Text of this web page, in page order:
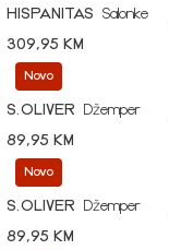
HISPANITAS
Salonke
309,95 KM
Novo
S.OLIVER
Džemper
89,95 KM
Novo
S.OLIVER
Džemper
89,95 KM